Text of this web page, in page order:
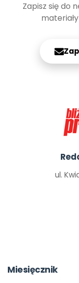
Zapisz się do
ul.
Miesięcznik